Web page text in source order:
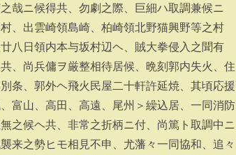
哉ニ候得共、勿劇之際、巨細ハ取調兼候ニ
、出雲崎領島崎、柏崎領北野猫興野等之村
八日領内本与坂村辺ヘ、賊大拳侵入之聞有
、尚兵傭ヲ厳整相待居候、晩刻郭内失火、住
条、郭外ヘ飛火民屋二十軒許延焼、其頃応援
富山、高田、高遠、尾州＞繰込居、一同消防
之候ヘ共、非常之折柄ニ付、尚篤ト取調中ニ
来之勢ヒモ相見不申、尤藩々一同協和、追々